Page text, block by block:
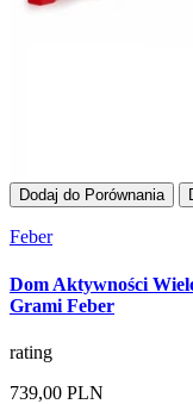
Dodaj do Porównania
Feber
Dom Aktywności
Grami Feber
rating
739,00 PLN